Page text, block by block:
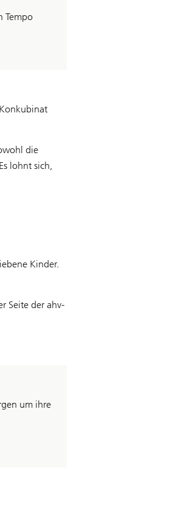
Tempo
die
lohnt sich,
Kinder.
Seite der ahv-
um ihre